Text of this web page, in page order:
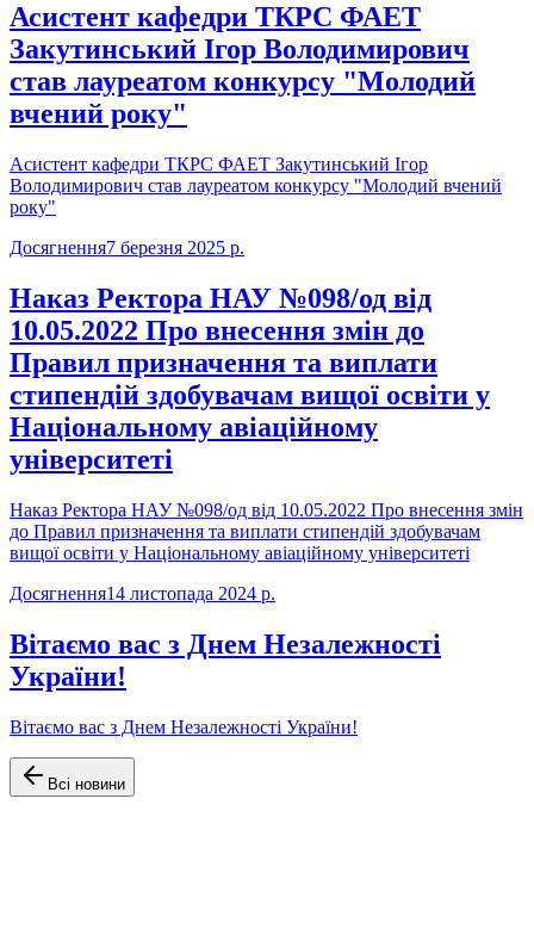
Асистент кафедри ТКРС ФАЕТ
Закутинський Ігор Володимирович
став лауреатом конкурсу "Молодий
вчений року"
Асистент кафедри ТКРС ФАЕТ Закутинський Ігор
Володимирович став лауреатом конкурсу "Молодий вчений
року"
Досягнення7 березня 2025 р.
Наказ Ректора НАУ №098/од від
10.05.2022 Про внесення змін до
Правил призначення та виплати
стипендій здобувачам вищої освіти у
Національному авіаційному
університеті
Наказ Ректора НАУ №098/од від 10.05.2022 Про внесення змін
до Правил призначення та виплати стипендій здобувачам
вищої освіти у Національному авіаційному університеті
Досягнення14 листопада 2024 р.
Вітаємо вас з Днем Незалежності
України!
Вітаємо вас з Днем Незалежності України!
Всі новини